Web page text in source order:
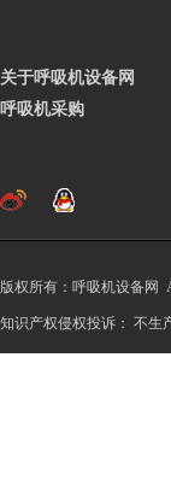
关于呼吸机设备网
呼吸机采购
版权所有：呼吸机设备网
知识产权侵权投诉： 不生